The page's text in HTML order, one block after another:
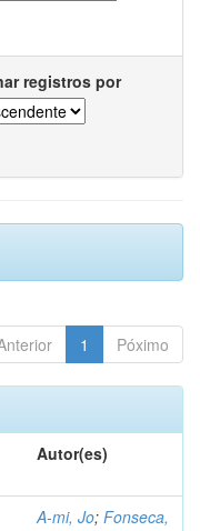
registros por
1 Póximo
Autor(es)
A-mi, Jo; Fonseca,